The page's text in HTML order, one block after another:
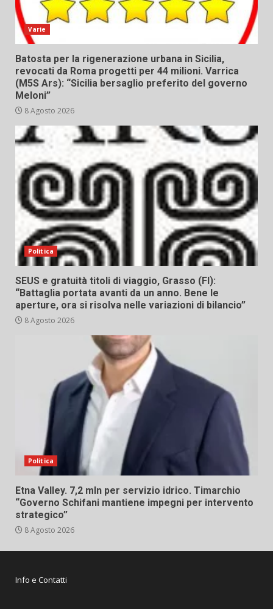
Varie
Batosta per la rigenerazione urbana in Sicilia,
revocati da Roma progetti per 44 milioni. Varrica
(M5S Ars): “Sicilia bersaglio preferito del governo
Meloni”
8 Agosto 2026
Politica
SEUS e gratuità titoli di viaggio, Grasso (FI):
“Battaglia portata avanti da un anno. Bene le
aperture, ora si risolva nelle variazioni di bilancio”
8 Agosto 2026
Politica
Etna Valley. 7,2 mln per servizio idrico. Timarchio
“Governo Schifani mantiene impegni per intervento
strategico”
8 Agosto 2026
Info e Contatti